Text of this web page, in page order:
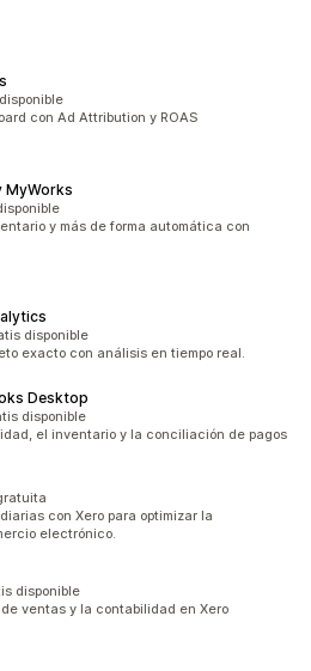
con Ad Attribution y ROAS
MyWorks
y más de forma automática con
disponible
exacto con análisis en tiempo real.
Desktop
disponible
el inventario y la conciliación de pagos
con Xero para optimizar la
electrónico.
disponible
ventas y la contabilidad en Xero